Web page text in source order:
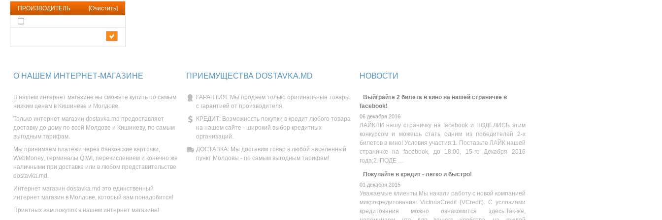
ПРОИЗВОДИТЕЛЬ [Очистить]
О НАШЕМ ИНТЕРНЕТ-МАГАЗИНЕ
В нашем интернет магазине вы сможете купить по самым
низким ценам в Кишиневе и Молдове.
Только интернет магазин dostavka.md предоставляет
доставку до дому по всей Молдове и Кишиневу, по самым
выгодным тарифам.
Мы принимаем платежи через банковские карточки,
WebMoney, терминалы QIWI, перечислением и конечно же
наличными при доставке или в любом представительстве
dostavka.md.
Интернет магазин dostavka.md это единственный
интернет магазин в Молдове, который вам понадобится!
Приятных вам покупок в нашем интернет магазине!
ПРИЕМУЩЕСТВА DOSTAVKA.MD
ГАРАНТИЯ: Мы продаем только оригинальные товары
с гарантией от производителя.
КРЕДИТ: Возможность покупки в кредит любого товара
на нашем сайте - широкий выбор кредитных
организаций.
ДОСТАВКА: Мы доставим товар в любой населенный
пункт Молдовы - по самым выгодным тарифам!
НОВОСТИ
Выйграйте 2 билета в кино на нашей страничке в
facebook!
06 декабря 2016
ЛАЙКНИ нашу страничку на facebook и ПОДЕЛИСЬ этим
конкурсом и можешь стать одним из победителей 2-х
билетов в кино! Условия участия:1. Поставьте ЛАЙК нашей
страничке на facebook, до 18:00, 15-го Декабря 2016
года;2. ПОДЕ …
Покупайте в кредит - легко и быстро!
01 декабря 2015
Уважаемые клиенты,Мы начали работу с новой компанией
микрокредитования: VictoriaCredit (VCredit). С условиями
кредитования можно ознакомится здесь.Так-же,